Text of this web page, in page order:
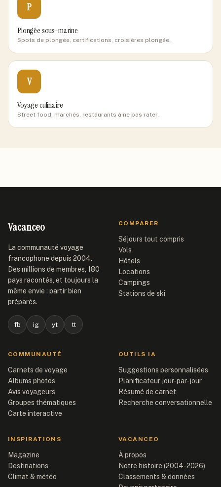
P
Plongée sous-marine
Spots de plongée, certifications, croisières plongée.
V
Voyage culinaire
Street food, marchés, restaurants à ne pas rater.
Vacanceo
La communauté voyage
francophone depuis 2004.
Des millions de membres, 180
pays racontés, et toujours la
même envie : partir bien
préparés.
fb ig yt tt
COMPARER
Séjours tout compris
Vols
Hôtels
Locations
Campings
Stations de ski
COMMUNAUTÉ
Carnets de voyage
Albums photos
Avis voyageurs
Groupes thématiques
Carte interactive
OUTILS IA
Suggestions personnalisées
Planificateur jour-par-jour
Résumé de carnet
Recherche conversationnelle
INSPIRATIONS
Magazine
Destinations
Climat & météo
VACANCEO
À propos
Notre histoire (2004-2026)
Classements & données